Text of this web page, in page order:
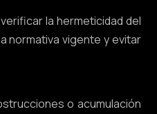
la hermeticidad del
normativa vigente y evitar
o acumulación